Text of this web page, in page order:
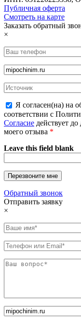
Публичная оферта
Смотреть на карте
Заказать обратный
×
Я согласен(на) на
соответствии с
Согласие действует
моего отзыва *
Leave this field blank
Обратный звонок
Отправить заявку
×